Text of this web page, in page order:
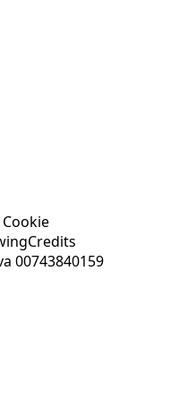
Credits
00743840159